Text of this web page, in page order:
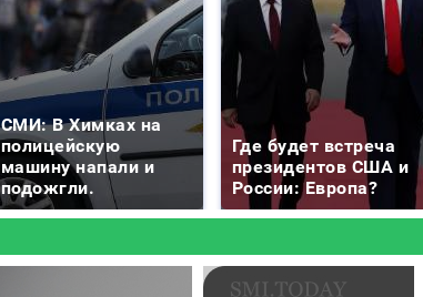
СМИ: В Химках на
полицейскую
машину напали и
подожгли.
Где будет встреча
президентов США и
России: Европа?